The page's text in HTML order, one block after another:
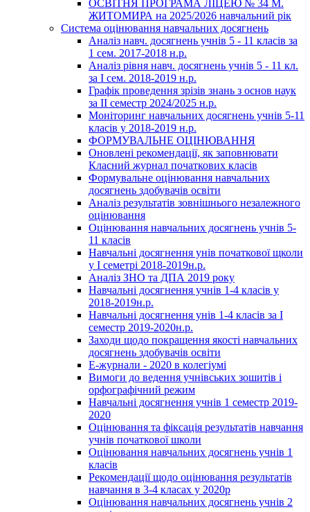
ОСВІТНЯ ПРОГРАМА ЛІЦЕЮ № 34 М.
ЖИТОМИРА на 2025/2026 навчальний рік
Система оцінювання навчальних досягнень
Аналіз навч. досягнень учнів 5 - 11 класів за
1 сем. 2017-2018 н.р.
Аналіз рівня навч. досягнень учнів 5 - 11 кл.
за І сем. 2018-2019 н.р.
Графік проведення зрізів знань з основ наук
за ІІ семестр 2024/2025 н.р.
Моніторинг навчальних досягнень учнів 5-11
класів у 2018-2019 н.р.
ФОРМУВАЛЬНЕ ОЦІНЮВАННЯ
Оновлені рекомендації, як заповнювати
Класний журнал початкових класів
Формувальне оцінювання навчальних
досягнень здобувачів освіти
Аналіз результатів зовнішнього незалежного
оцінювання
Оцінювання навчальних досягнень учнів 5-
11 класів
Навчальні досягнення унів початкової щколи
у І семетрі 2018-2019н.р.
Аналіз ЗНО та ДПА 2019 року
Навчальні досягнення учнів 1-4 класів у
2018-2019н.р.
Навчальні досягнення унів 1-4 класів за І
семестр 2019-2020н.р.
Заходи щодо покращення якості навчальних
досягнень здобувачів освіти
Е-журнали - 2020 в колегіумі
Вимоги до ведення учнівських зошитів і
орфографічний режим
Навчальні досягнення учнів 1 семестр 2019-
2020
Оцінювання та фіксація результатів навчання
учнів початкової школи
Оцінювання навчальних досягнень учнів 1
класів
Рекомендації щодо оцінювання результатів
навчання в 3-4 класах у 2020р
Оцінювання навчальних досягнень учнів 2